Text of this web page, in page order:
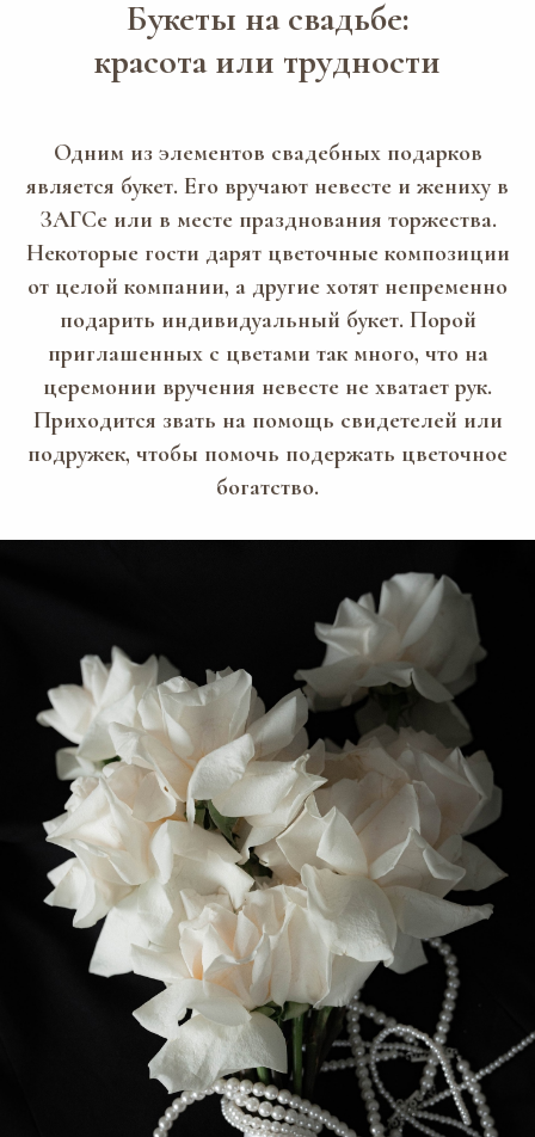
Букеты на свадьбе:
красота или трудности
Одним из элементов свадебных подарков
является букет. Его вручают невесте и жениху в
ЗАГСе или в месте празднования торжества.
Некоторые гости дарят цветочные композиции
от целой компании, а другие хотят непременно
подарить индивидуальный букет. Порой
приглашенных с цветами так много, что на
церемонии вручения невесте не хватает рук.
Приходится звать на помощь свидетелей или
подружек, чтобы помочь подержать цветочное
богатство.